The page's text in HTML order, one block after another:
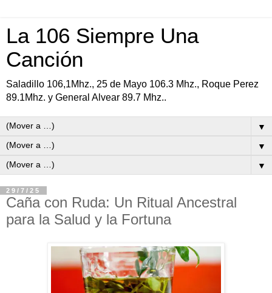
La 106 Siempre Una
Canción
Saladillo 106,1Mhz., 25 de Mayo 106.3 Mhz., Roque Perez
89.1Mhz. y General Alvear 89.7 Mhz..
▼
▼
▼
29/7/25
Caña con Ruda: Un Ritual Ancestral
para la Salud y la Fortuna